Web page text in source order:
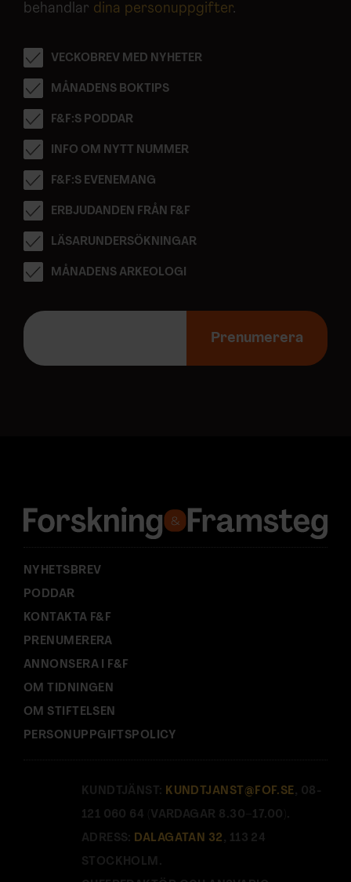
behandlar dina personuppgifter.
VECKOBREV MED NYHETER
MÅNADENS BOKTIPS
F&F:S PODDAR
INFO OM NYTT NUMMER
F&F:S EVENEMANG
ERBJUDANDEN FRÅN F&F
LÄSARUNDERSÖKNINGAR
MÅNADENS ARKEOLOGI
E
p
s
:
Prenumerera
NYHETSBREV
PODDAR
KONTAKTA F&F
PRENUMERERA
ANNONSERA I F&F
OM TIDNINGEN
OM STIFTELSEN
PERSONUPPGIFTSPOLICY
KUNDTJÄNST: KUNDTJANST@FOF.SE , 08-
121 060 64 (VARDAGAR 8.30–17.00).
ADRESS: DALAGATAN 32 , 113 24
STOCKHOLM.